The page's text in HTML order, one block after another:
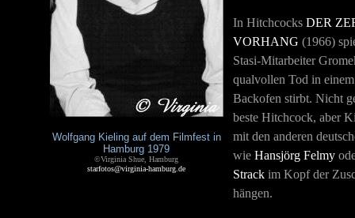
Wolfgang Kieling auf dem Filmfest in
Hamburg 1979
©Virginia Shue, Hamburg
starfotos@virginia-hamburg.de
In Hitchcocks DER
VORHANG (1966)
Stasi-Mitarbeiter
qualvollen Tod in
Backofen stirbt. Nicht
beste Hitchcock, aber
mit den anderen
wie Hansjörg Felmy
Strack im Kopf der
hängen.